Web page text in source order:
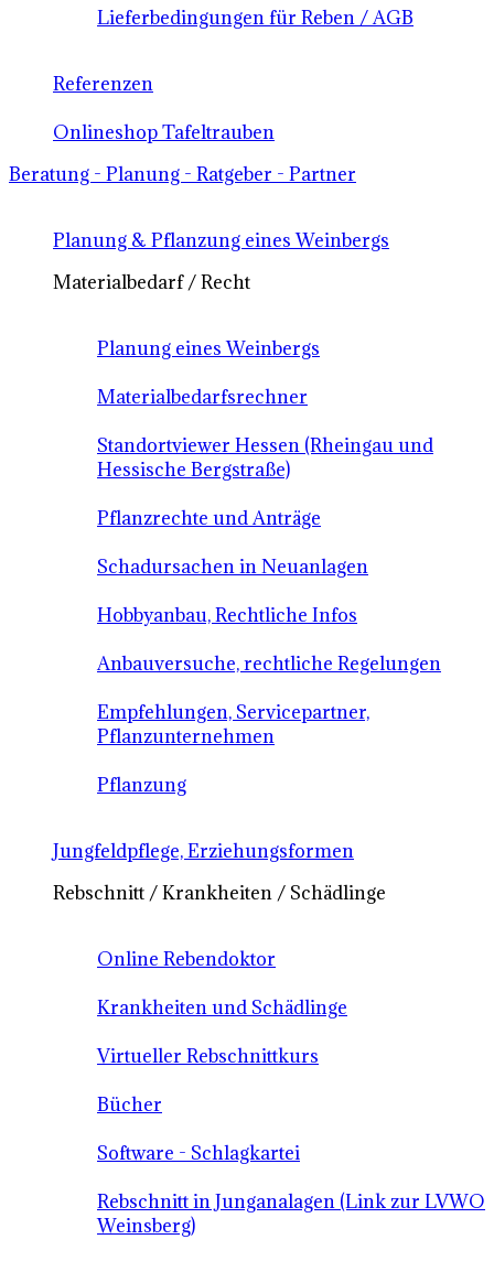
Lieferbedingungen für Reben / AGB
Referenzen
Onlineshop Tafeltrauben
Beratung - Planung - Ratgeber - Partner
Planung & Pflanzung eines Weinbergs
Materialbedarf / Recht
Planung eines Weinbergs
Materialbedarfsrechner
Standortviewer Hessen (Rheingau und
Hessische Bergstraße)
Pflanzrechte und Anträge
Schadursachen in Neuanlagen
Hobbyanbau, Rechtliche Infos
Anbauversuche, rechtliche Regelungen
Empfehlungen, Servicepartner,
Pflanzunternehmen
Pflanzung
Jungfeldpflege, Erziehungsformen
Rebschnitt / Krankheiten / Schädlinge
Online Rebendoktor
Krankheiten und Schädlinge
Virtueller Rebschnittkurs
Bücher
Software - Schlagkartei
Rebschnitt in Junganalagen (Link zur LVWO
Weinsberg)